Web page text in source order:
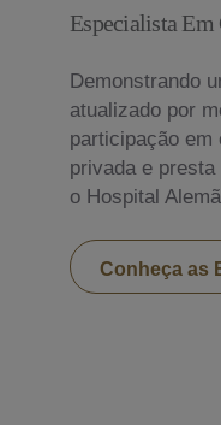
Especialista
Demonstrando
atualizado por
participação
privada e
o Hospital
Conheça as